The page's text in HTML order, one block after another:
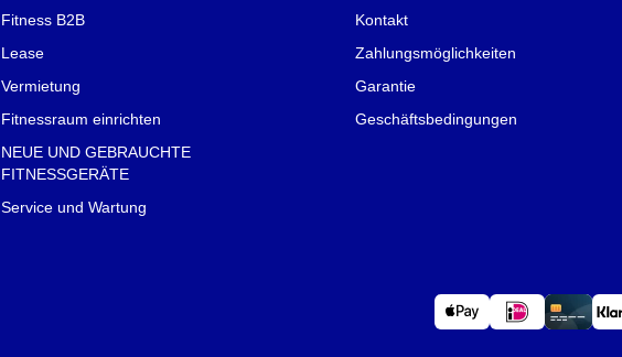
Fitness B2B
Lease
Vermietung
Fitnessraum einrichten
NEUE UND GEBRAUCHTE
FITNESSGERÄTE
Service und Wartung
Kontakt
Zahlungsmöglichkeiten
Garantie
Geschäftsbedingungen